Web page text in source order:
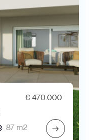
€ 470.000
87 m2 →